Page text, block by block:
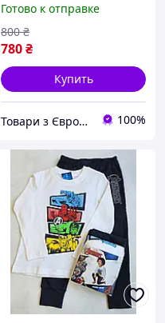
пижама домашний
комбинезон Оригинал Б /
У
Готово к отправке
780₴
800 ₴
Купить
Товари з Європи 100%